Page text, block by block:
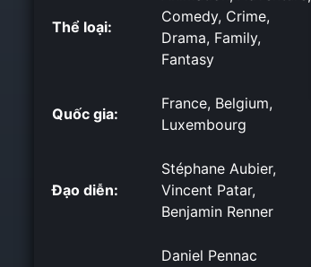
Thể loại:
Comedy, Crime,
Drama, Family,
Fantasy
Quốc gia:
France, Belgium,
Luxembourg
Đạo diễn:
Stéphane Aubier,
Vincent Patar,
Benjamin Renner
Daniel Pennac